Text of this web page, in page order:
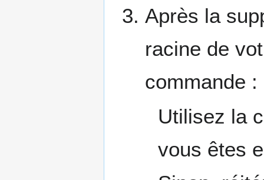
Après la
racine de
commande
Utilisez la
vous êtes